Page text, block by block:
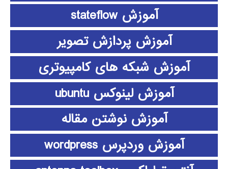
آموزش stateflow
آموزش پردازش تصویر
آموزش شبکه های کامپیوتری
آموزش لینوکس ubuntu
آموزش نوشتن مقاله
آموزش وردپرس wordpress